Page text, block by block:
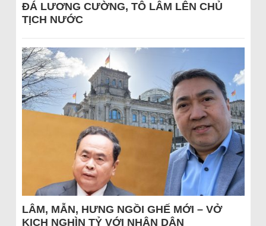
ĐÁ LƯƠNG CƯỜNG, TÔ LÂM LÊN CHỦ
TỊCH NƯỚC
LÂM, MẪN, HƯNG NGỒI GHẾ MỚI – VỞ
KỊCH NGHÌN TỶ VỚI NHÂN DÂN